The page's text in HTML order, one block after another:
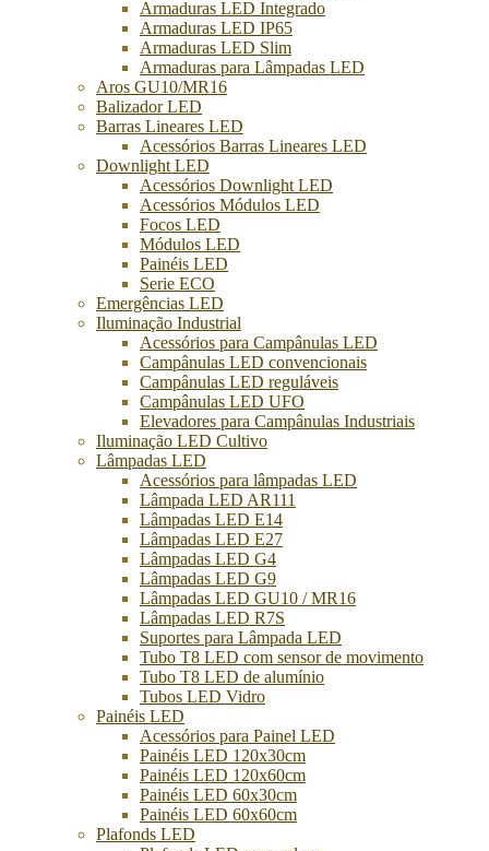
Armaduras LED Integrado
Armaduras LED IP65
Armaduras LED Slim
Armaduras para Lâmpadas LED
Aros GU10/MR16
Balizador LED
Barras Lineares LED
Acessórios Barras Lineares LED
Downlight LED
Acessórios Downlight LED
Acessórios Módulos LED
Focos LED
Módulos LED
Painéis LED
Serie ECO
Emergências LED
Iluminação Industrial
Acessórios para Campânulas LED
Campânulas LED convencionais
Campânulas LED reguláveis
Campânulas LED UFO
Elevadores para Campânulas Industriais
Iluminação LED Cultivo
Lâmpadas LED
Acessórios para lâmpadas LED
Lâmpada LED AR111
Lâmpadas LED E14
Lâmpadas LED E27
Lâmpadas LED G4
Lâmpadas LED G9
Lâmpadas LED GU10 / MR16
Lâmpadas LED R7S
Suportes para Lâmpada LED
Tubo T8 LED com sensor de movimento
Tubo T8 LED de alumínio
Tubos LED Vidro
Painéis LED
Acessórios para Painel LED
Painéis LED 120x30cm
Painéis LED 120x60cm
Painéis LED 60x30cm
Painéis LED 60x60cm
Plafonds LED